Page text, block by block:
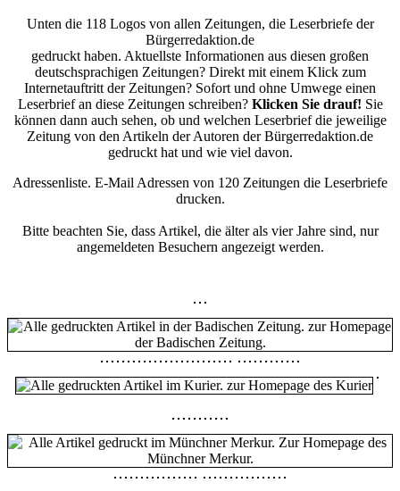
Unten die 118 Logos von allen Zeitungen, die Leserbriefe der
Bürgerredaktion.de
gedruckt haben. Aktuellste Informationen aus diesen großen
deutschsprachigen Zeitungen? Direkt mit einem Klick zum
Internetauftritt der Zeitungen? Sofort und ohne Umwege einen
Leserbrief an diese Zeitungen schreiben? Klicken Sie drauf! Sie
können dann auch sehen, ob und welchen Leserbrief die jeweilige
Zeitung von den Artikeln der Autoren der Bürgerredaktion.de
gedruckt hat und wie viel davon.
Adressenliste. E-Mail Adressen von 120 Zeitungen die Leserbriefe
drucken.
Bitte beachten Sie, dass Artikel, die älter als vier Jahre sind, nur
angemeldeten Besuchern angezeigt werden.